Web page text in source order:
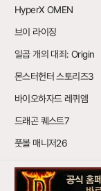
HyperX OMEN
브이 라이징
일곱 개의 대죄: Origin
몬스터헌터 스토리즈3
바이오하자드 레퀴엠
드래곤 퀘스트7
풋볼 매니저26